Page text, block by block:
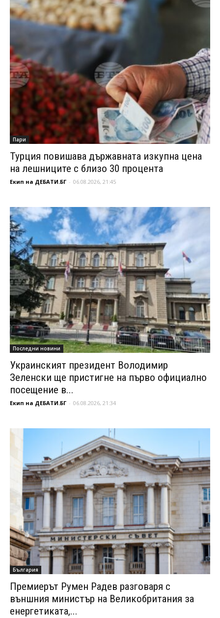
Пари
Турция повишава държавната изкупна цена
на лешниците с близо 30 процента
Екип на ДЕБАТИ.БГ - 06.08.2026, 21:45
Последни новини
Украинският президент Володимир
Зеленски ще пристигне на първо официално
посещение в...
Екип на ДЕБАТИ.БГ - 06.08.2026, 21:34
България
Премиерът Румен Радев разговаря с
външния министър на Великобритания за
енергетиката,...